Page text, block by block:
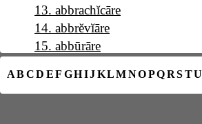
13. abbrachĭcāre
14. abbrĕvĭāre
15. abbūrāre
17.abĕllāna
A BCD EF GHIJKL MNOPQRSTU